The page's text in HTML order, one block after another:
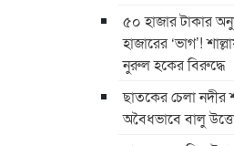
৫০ হাজার টাকার
হাজারের ‘ভাগ’!
নুরুল হকের বিরুদ্ধে
ছাতকের চেলা নদীর
অবৈধভাবে বালু